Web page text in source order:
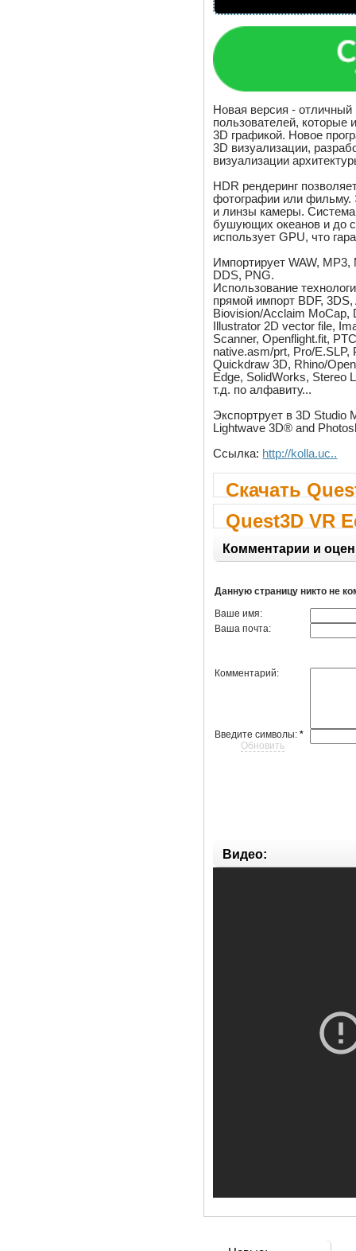
Новая версия -
пользователей, которые
3D графикой. Новое
3D визуализации,
визуализации
HDR рендеринг
фотографии или фильму.
и линзы камеры. Система
бушующих океанов и до
использует GPU, что
Импортирует WAW,
DDS, PNG.
Использование
прямой импорт BDF,
Biovision/Acclaim MoCap,
Illustrator 2D vector file,
Scanner, Openflight.fit,
native.asm/prt, Pro/
Quickdraw 3D, Rhino/
Edge, SolidWorks, Stereo
т.д. по алфавиту...
Экспортрует в 3D
Lightwave 3D® and
Ссылка: http://kolla.uc..
Скачать
Quest3D VR
Комментарии и
Данную страницу никто не
Ваше имя:
Ваша почта:
Комментарий:
Введите символы:*
Обновить
Видео: